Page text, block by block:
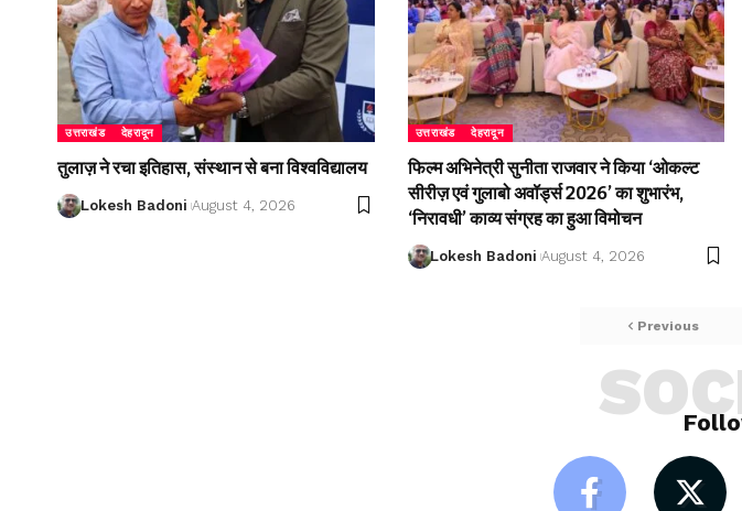
उत्तराखंड देहरादून
तुलाज़ ने रचा इतिहास, संस्थान से बना विश्वविद्यालय
Lokesh Badoni August 4, 2026
उत्तराखंड देहरादून
फिल्म अभिनेत्री सुनीता राजवार ने किया ‘ओकल्ट
सीरीज़ एवं गुलाबो अवॉर्ड्स 2026’ का शुभारंभ,
‘निरावधी’ काव्य संग्रह का हुआ विमोचन
Lokesh Badoni August 4, 2026
Previous